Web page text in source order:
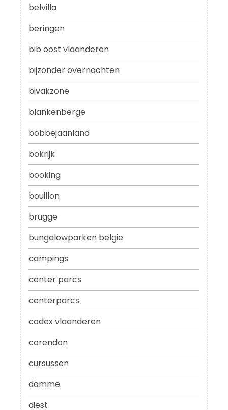
belvilla
beringen
bib oost vlaanderen
bijzonder overnachten
bivakzone
blankenberge
bobbejaanland
bokrijk
booking
bouillon
brugge
bungalowparken belgie
campings
center parcs
centerparcs
codex vlaanderen
corendon
cursussen
damme
diest